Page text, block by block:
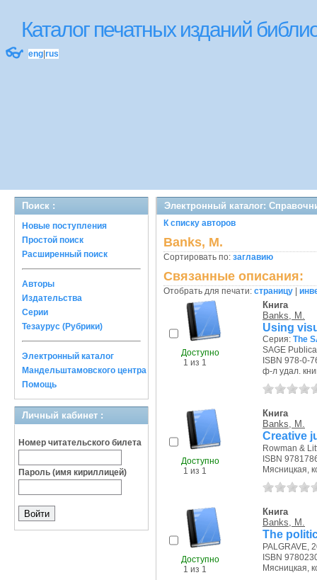
Каталог печатных изданий
👓 eng rus
Поиск :
Новые поступления
Простой поиск
Расширенный поиск
Авторы
Издательства
Серии
Тезаурус (Рубрики)
Электронный каталог
Мандельштамовского центра
Помощь
Личный кабинет :
Номер читательского билета
Пароль (имя кириллицей)
Электронный каталог:
К списку авторов
Banks, M.
Сортировать по: заглавию
Связанные описания:
Отобрать для печати: страницу
Доступно
1 из 1
Книга
Banks, M.
Using
Серия: The
SAGE
ISBN 978-0-
ф-л удал.
Доступно
1 из 1
Книга
Banks, M.
Creative
Rowman &
ISBN
Мясницкая,
Доступно
1 из 1
Книга
Banks, M.
The
PALGRAVE,
ISBN
Мясницкая,